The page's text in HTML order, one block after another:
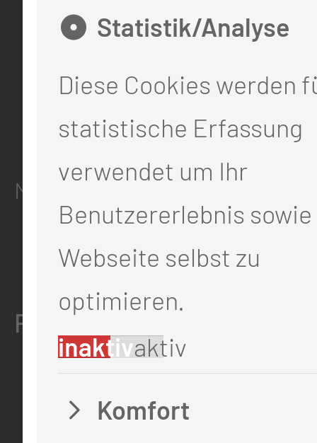
0355 46 -0
mul-ct.de
ADRESSE
Medizinische Universität
Thiemstr. 111
03048 Cottbus
RECHTLICHES
Impressum
Datenschutz
Statistik/Analyse
Diese Cookies werden
statistische Erfassung
verwendet um Ihr
Benutzererlebnis
Webseite selbst zu
optimieren.
inaktivaktiv
Komfort